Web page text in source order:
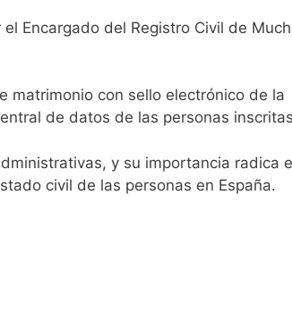
Encargado del Registro Civil de
con sello electrónico de
de datos de las personas
y su importancia radica
civil de las personas en España.